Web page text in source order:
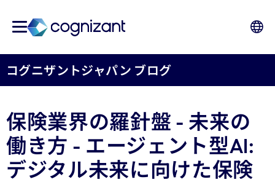
コグニザントジャパン ブログ
保険業界の羅針盤 - 未来の
働き方 - エージェント型AI:
デジタル未来に向けた保険